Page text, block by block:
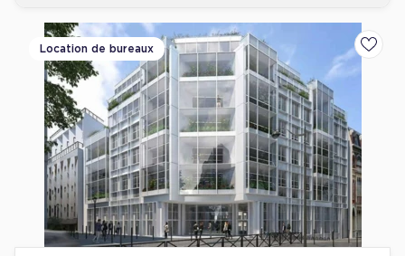
Location de bureaux